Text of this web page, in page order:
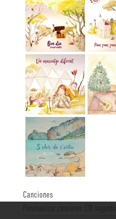
Canciones
Previsualizar canciones (30 segundos)